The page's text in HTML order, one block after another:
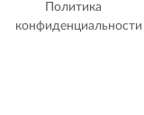
Политика
конфиденциальности